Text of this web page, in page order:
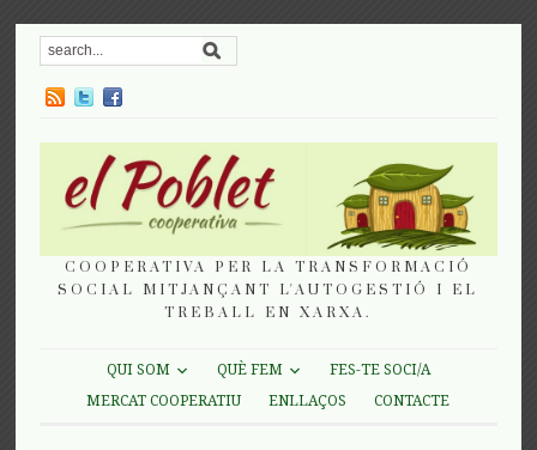
COOPERATIVA PER LA TRANSFORMACIÓ
SOCIAL MITJANÇANT L'AUTOGESTIÓ I EL
TREBALL EN XARXA.
QUI SOM QUÈ FEM
FES-TE SOCI/A
MERCAT COOPERATIU
ENLLAÇOS CONTACTE